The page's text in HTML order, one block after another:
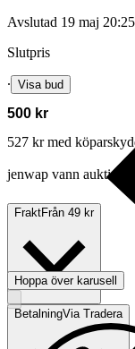
Avslutad 19 maj 20:25
Slutpris
∙ Visa bud
500 kr
527 kr med
jenwap vann auktionen
FraktFrån 49 kr
BetalningVia Tradera
Hoppa över karusell